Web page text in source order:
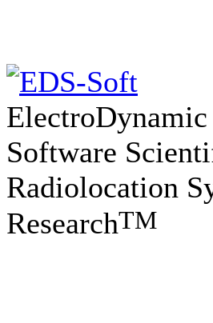
ElectroDynamic
Software
Radiolocation
ResearchTM